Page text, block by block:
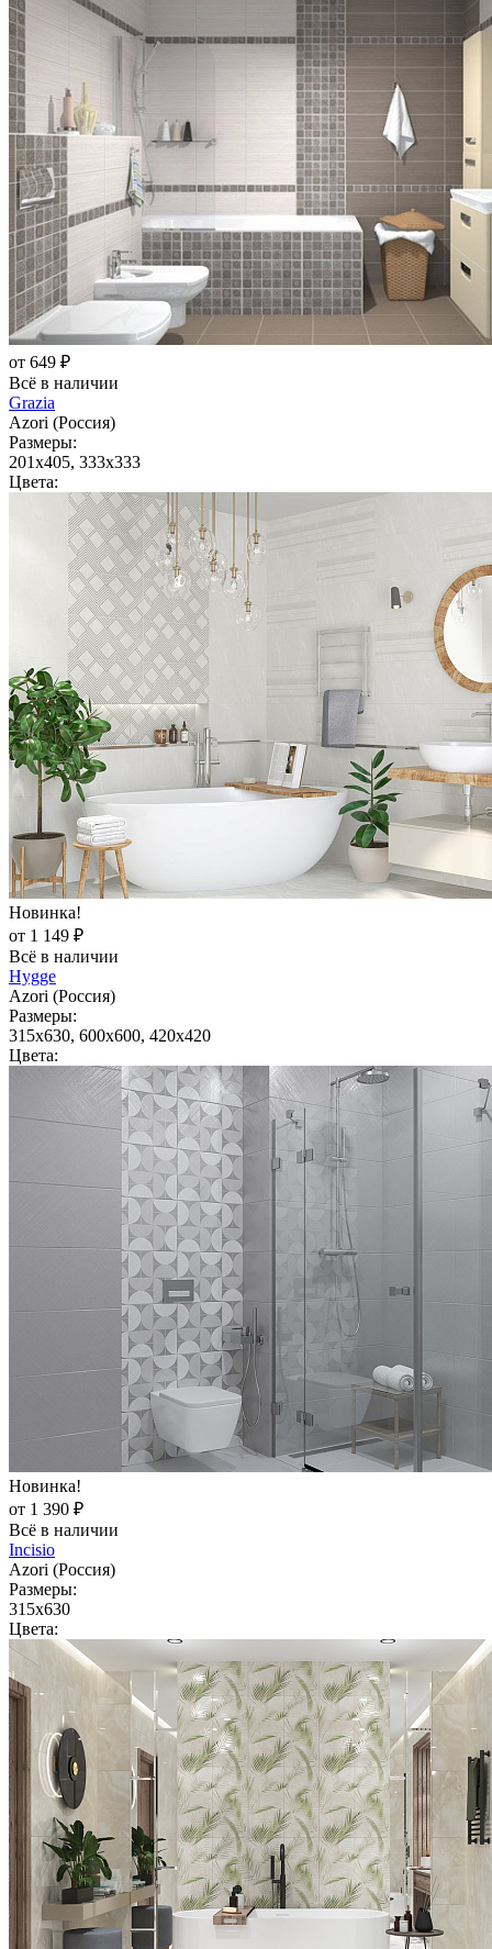
от 649 ₽
Всё в наличии
Grazia
Azori (Россия)
Размеры:
201x405, 333x333
Цвета:
Новинка!
от 1 149 ₽
Всё в наличии
Hygge
Azori (Россия)
Размеры:
315x630, 600x600, 420x420
Цвета:
Новинка!
от 1 390 ₽
Всё в наличии
Incisio
Azori (Россия)
Размеры:
315x630
Цвета: